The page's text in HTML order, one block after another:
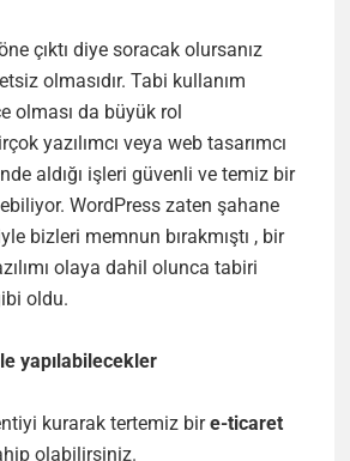
çıktı diye soracak olursanız
olmasıdır. Tabi kullanım
olması da büyük rol
yazılımcı veya web tasarımcı
aldığı işleri güvenli ve temiz bir
WordPress zaten şahane
bizleri memnun bırakmıştı , bir
olaya dahil olunca tabiri
oldu.
yapılabilecekler
kurarak tertemiz bire-ticaret
olabilirsiniz.